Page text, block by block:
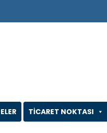
TİCARET NOKTASI